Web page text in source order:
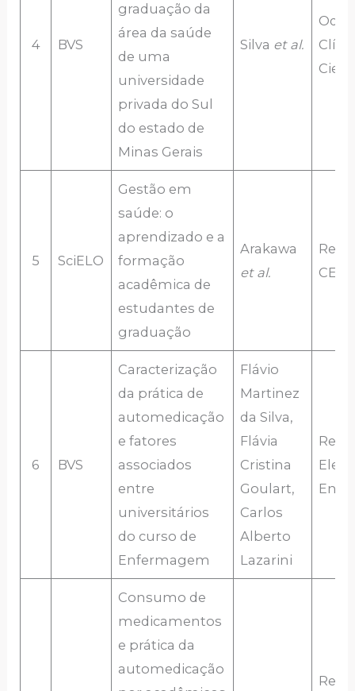
4 BVS
graduação da
área da saúde
de uma
universidade
privada do Sul
do estado de
Minas Gerais
Silva et al.
5 SciELO
Gestão em
saúde: o
aprendizado e a
formação
acadêmica de
estudantes de
graduação
Arakawa
et al.
6 BVS
Caracterização
da prática de
automedicação
e fatores
associados
entre
universitários
do curso de
Enfermagem
Flávio
Martinez
da Silva,
Flávia
Cristina
Goulart,
Carlos
Alberto
Lazarini
Consumo de
medicamentos
e prática da
automedicação